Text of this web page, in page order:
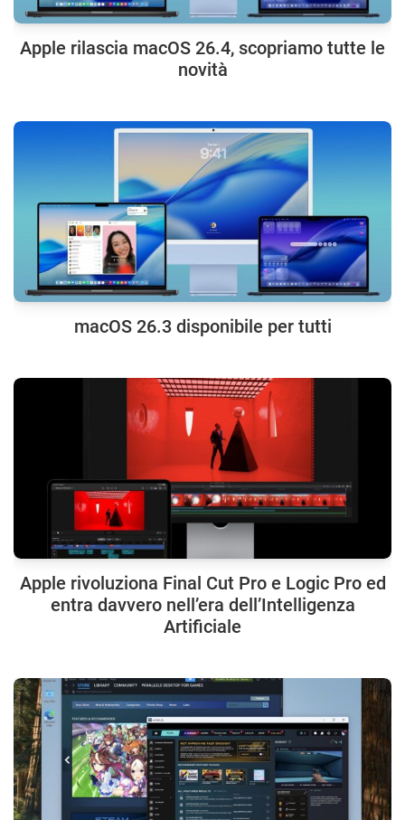
Apple rilascia macOS 26.4, scopriamo tutte le
novità
macOS 26.3 disponibile per tutti
Apple rivoluziona Final Cut Pro e Logic Pro ed
entra davvero nell’era dell’Intelligenza
Artificiale